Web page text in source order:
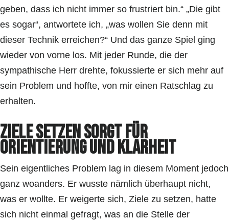
geben, dass ich nicht immer so frustriert bin.“ „Die gibt
es sogar“, antwortete ich, „was wollen Sie denn mit
dieser Technik erreichen?“ Und das ganze Spiel ging
wieder von vorne los. Mit jeder Runde, die der
sympathische Herr drehte, fokussierte er sich mehr auf
sein Problem und hoffte, von mir einen Ratschlag zu
erhalten.
Ziele setzen sorgt für
Orientierung und Klarheit
Sein eigentliches Problem lag in diesem Moment jedoch
ganz woanders. Er wusste nämlich überhaupt nicht,
was er wollte. Er weigerte sich, Ziele zu setzen, hatte
sich nicht einmal gefragt, was an die Stelle der